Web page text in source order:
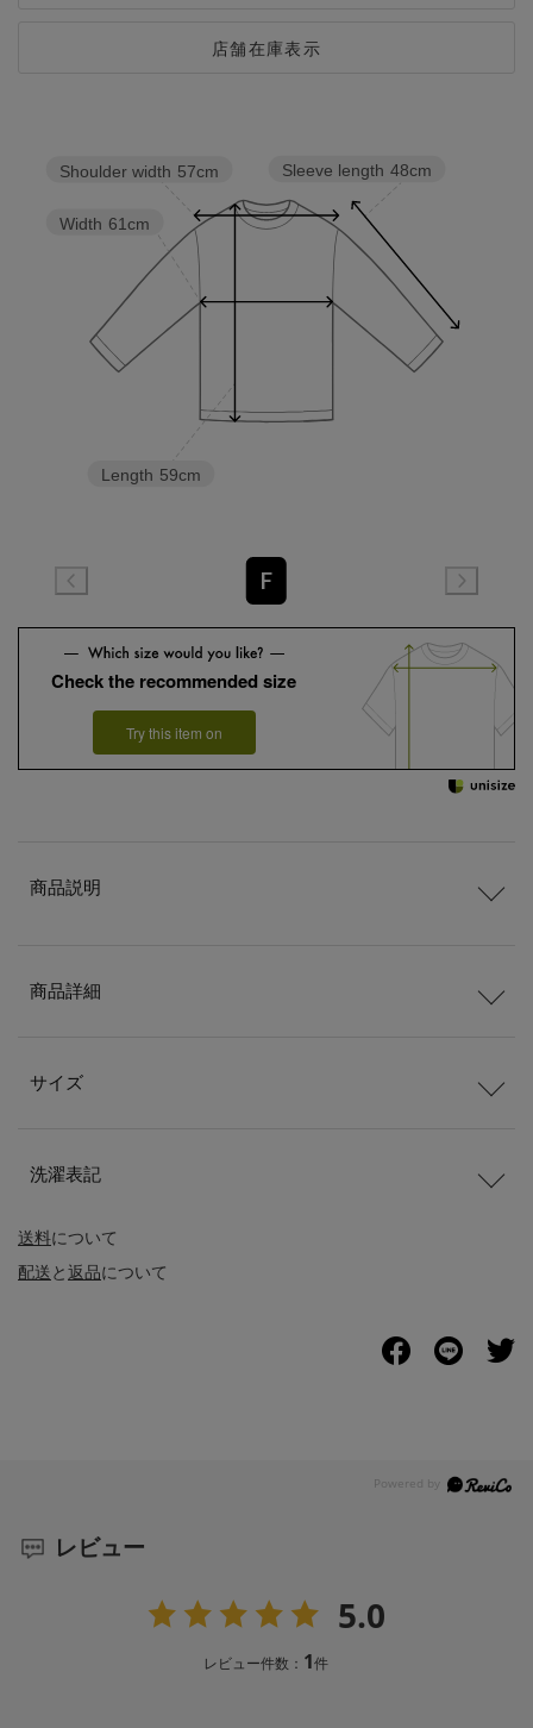
店舗在庫表示
Sleeve length 48cm
Length 59cm
Width 61cm
Shoulder width 57cm
F
Check the recommended size
Try this item on
送料について
配送と返品について
商品説明
商品詳細
サイズ
洗濯表記
レビュー
5.0
レビュー件数： 1件